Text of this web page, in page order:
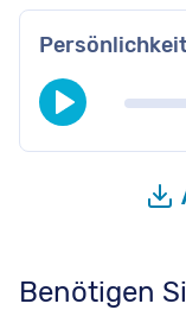
Benötigen